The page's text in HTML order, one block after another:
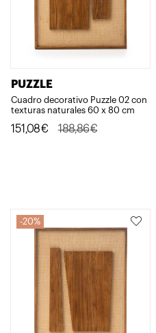
PUZZLE
Cuadro decorativo Puzzle 02 con
texturas naturales 60 x 80 cm
188,86€
El
151,08€
El
20%